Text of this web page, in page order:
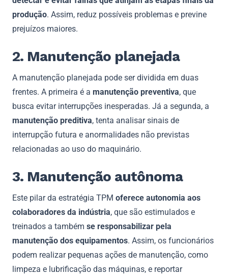
produção. Assim, reduz possíveis problemas e previne
prejuízos maiores.
2. Manutenção planejada
A manutenção planejada pode ser dividida em duas
frentes. A primeira é a manutenção preventiva, que
busca evitar interrupções inesperadas. Já a segunda, a
manutenção preditiva, tenta analisar sinais de
interrupção futura e anormalidades não previstas
relacionadas ao uso do maquinário.
3. Manutenção autônoma
Este pilar da estratégia TPM oferece autonomia aos
colaboradores da indústria, que são estimulados e
treinados a também se responsabilizar pela
manutenção dos equipamentos. Assim, os funcionários
podem realizar pequenas ações de manutenção, como
limpeza e lubrificação das máquinas, e reportar